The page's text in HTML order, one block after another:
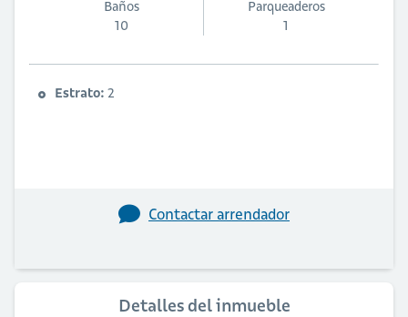
Baños
10
Parqueaderos
1
Estrato: 2
Contactar arrendador
Detalles del inmueble